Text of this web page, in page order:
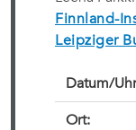
Finnland-
Leipziger
Datum/
Ort: